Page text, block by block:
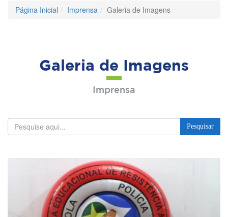
Navegação
Página Inicial Imprensa Galeria de Imagens
Galeria de Imagens
Imprensa
Pesquisar